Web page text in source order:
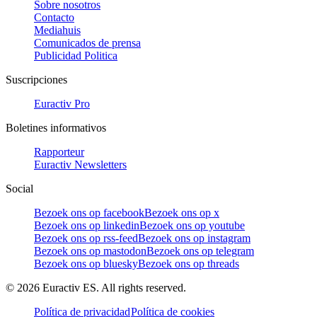
Sobre nosotros
Contacto
Mediahuis
Comunicados de prensa
Publicidad Politica
Suscripciones
Euractiv Pro
Boletines informativos
Rapporteur
Euractiv Newsletters
Social
Bezoek ons op facebookBezoek ons op x
Bezoek ons op linkedinBezoek ons op youtube
Bezoek ons op rss-feedBezoek ons op instagram
Bezoek ons op mastodonBezoek ons op telegram
Bezoek ons op blueskyBezoek ons op threads
© 2026 Euractiv ES. All rights reserved.
Política de privacidadPolítica de cookies